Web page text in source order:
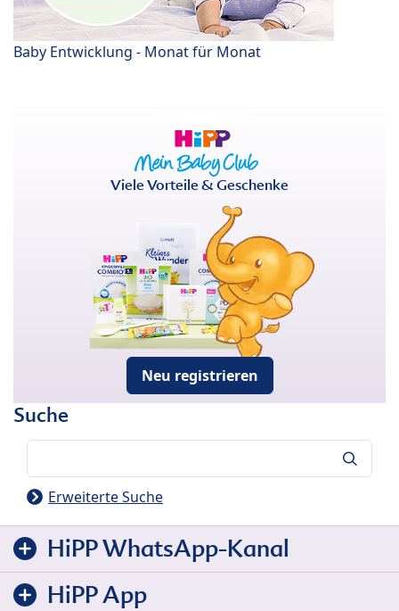
Baby Entwicklung - Monat für Monat
Viele Vorteile & Geschenke
Neu registrieren
Suche
Erweiterte Suche
HiPP WhatsApp-Kanal
HiPP App